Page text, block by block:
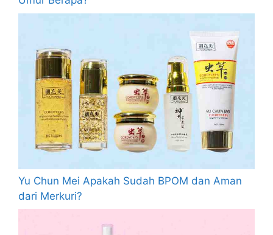
Yu Chun Mei Apakah Sudah BPOM dan Aman
dari Merkuri?